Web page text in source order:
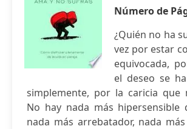
Número de
¿Quién no ha
vez por estar
equivocada,
el deseo se
simplemente, por la caricia que
No hay nada más hipersensible
nada más arrebatador, nada